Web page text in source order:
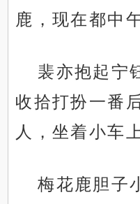
鹿，现在都中
裴亦抱起宁
收拾打扮一番
人，坐着小车
梅花鹿胆子